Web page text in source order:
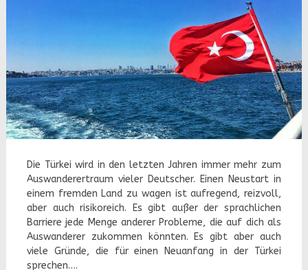
Die Türkei wird in den letzten Jahren immer mehr zum
Auswanderertraum vieler Deutscher. Einen Neustart in
einem fremden Land zu wagen ist aufregend, reizvoll,
aber auch risikoreich. Es gibt außer der sprachlichen
Barriere jede Menge anderer Probleme, die auf dich als
Auswanderer zukommen könnten. Es gibt aber auch
viele Gründe, die für einen Neuanfang in der Türkei
sprechen….